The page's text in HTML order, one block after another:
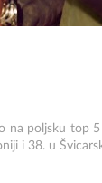
na poljsku top
i 38. u